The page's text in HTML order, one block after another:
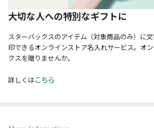
大切な人への特別なギフトに
スターバックスのアイテム（対象商品のみ）に
印できるオンラインストア名入れサービス。オ
クスを贈りませんか。
詳しくはこちら